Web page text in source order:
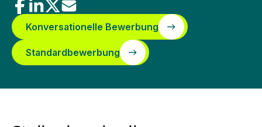
Konversationelle Bewerbung
Standardbewerbung